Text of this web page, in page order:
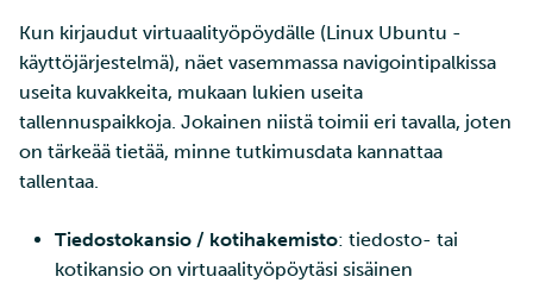
Kun kirjaudut virtuaalityöpöydälle (Linux Ubuntu -
käyttöjärjestelmä), näet vasemmassa navigointipalkissa
useita kuvakkeita, mukaan lukien useita
tallennuspaikkoja. Jokainen niistä toimii eri tavalla, joten
on tärkeää tietää, minne tutkimusdata kannattaa
tallentaa.
Tiedostokansio / kotihakemisto: tiedosto- tai
kotikansio on virtuaalityöpöytäsi sisäinen